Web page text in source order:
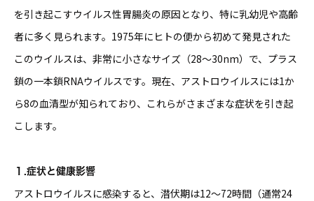
を引き起こすウイルス性胃腸炎の原因となり、特に乳幼児や高齢
者に多く見られます。1975年にヒトの便から初めて発見された
このウイルスは、非常に小さなサイズ（28～30nm）で、プラス
鎖の一本鎖RNAウイルスです。現在、アストロウイルスには1か
ら8の血清型が知られており、これらがさまざまな症状を引き起
こします。
１.症状と健康影響
アストロウイルスに感染すると、潜伏期は12～72時間（通常24